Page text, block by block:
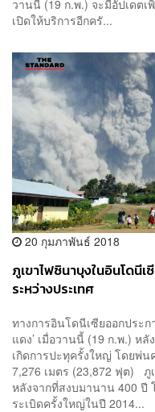
วานนี้ (19 ก.พ.) จะมีอัปเดตเ
เปิดให้บริการอีกครั...
20 กุมภาพันธ์ 2018
ภูเขาไฟซินาบุงในอินโดนี
ระหว่างประเทศ
ทางการอินโดนีเซียออกประ
แดง’ เมื่อวานนี้ (19 ก.พ.) ห
เกิดการปะทุครั้งใหญ่ โดยพ่
7,276 เมตร (23,872 ฟุต) ภู
หลังจากที่สงบมานาน 400 ปี
ระเบิดครั้งใหญ่ในปี 2014...